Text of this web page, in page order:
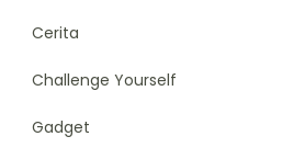
Cerita
Challenge Yourself
Gadget